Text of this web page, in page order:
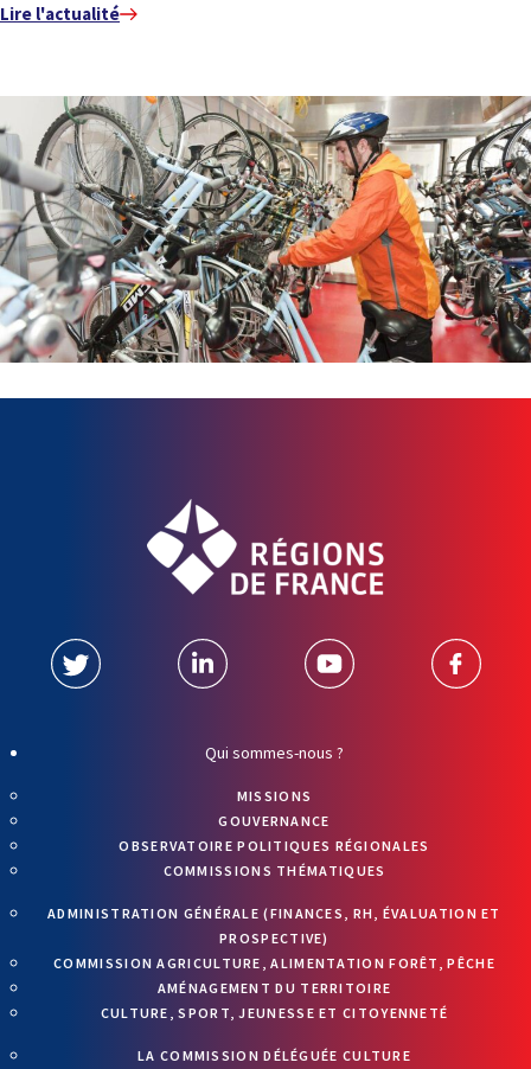
Lire l'actualité
Qui sommes-nous ?
MISSIONS
GOUVERNANCE
OBSERVATOIRE POLITIQUES RÉGIONALES
COMMISSIONS THÉMATIQUES
ADMINISTRATION GÉNÉRALE (FINANCES, RH, ÉVALUATION ET
PROSPECTIVE)
COMMISSION AGRICULTURE, ALIMENTATION FORÊT, PÊCHE
AMÉNAGEMENT DU TERRITOIRE
CULTURE, SPORT, JEUNESSE ET CITOYENNETÉ
LA COMMISSION DÉLÉGUÉE CULTURE